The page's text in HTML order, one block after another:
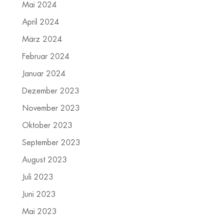
Mai 2024
April 2024
März 2024
Februar 2024
Januar 2024
Dezember 2023
November 2023
Oktober 2023
September 2023
August 2023
Juli 2023
Juni 2023
Mai 2023